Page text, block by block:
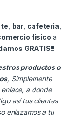
bar cafeteria
físico a
GRATIS!!!
productos o
, Simplemente
a donde
así tus clientes
enlazamos a tu